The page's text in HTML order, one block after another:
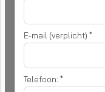
E-mail (verplicht) *
Telefoon: *